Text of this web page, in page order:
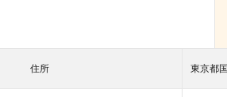
住所 東京都